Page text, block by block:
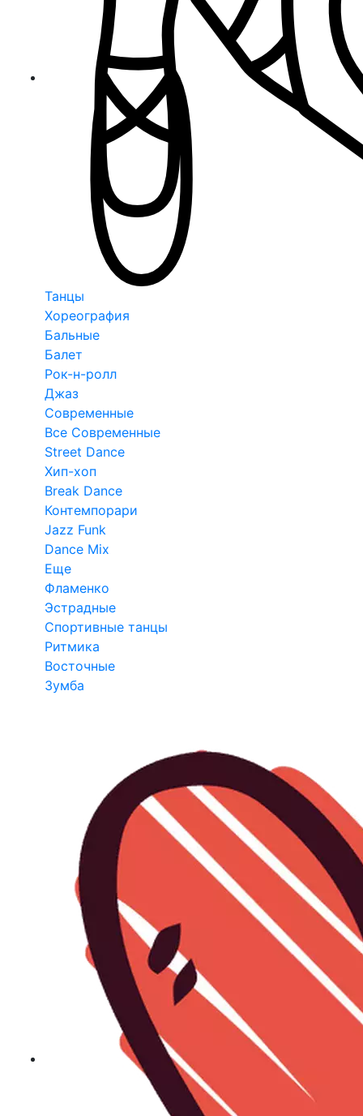
Танцы
Хореография
Бальные
Балет
Рок-н-ролл
Джаз
Современные
Все Современные
Street Dance
Хип-хоп
Break Dance
Контемпорари
Jazz Funk
Dance Mix
Еще
Фламенко
Эстрадные
Спортивные танцы
Ритмика
Восточные
Зумба